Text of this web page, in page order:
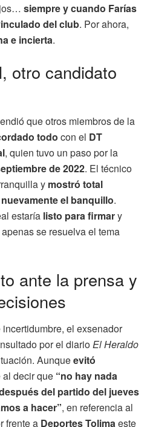
siempre y cuando Farías
del club. Por ahora,
e incierta.
otro candidato
que otros miembros de la
todo con el DT
, quien tuvo un paso por la
de 2022. El técnico
y mostró total
el banquillo.
estaría listo para firmary
se resuelva el tema
ante la prensa y
el exsenador
por el diarioEl Heraldo
Aunqueevitó
al decir que “no hay nada
del partido del jueves
a hacer”, en referencia al
frente a Deportes Tolimaeste